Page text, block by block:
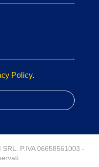
Policy.
P.IVA 06658561003 -